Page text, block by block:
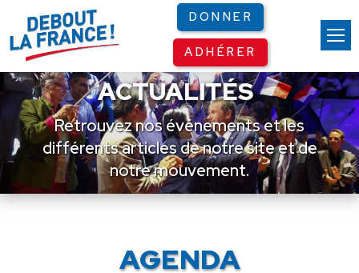
DONNER
ADHÉRER
ACTUALITÉS
Retrouvez nos événements et les
différents articles de notre site et de
notre mouvement.
AGENDA
Panneau de gestion des cookies